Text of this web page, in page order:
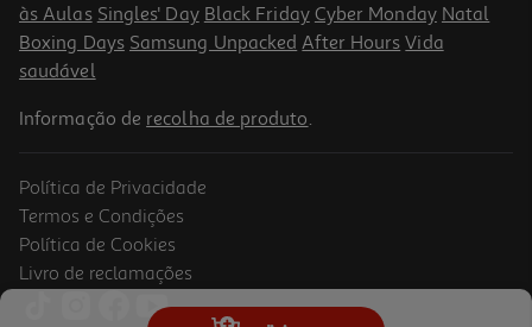
Toner Hp 44a Cf244a
às Aulas Singles' Day Black Friday Cyber Monday Natal
Boxing Days Samsung Unpacked After Hours Vida
saudável
Informação de recolha de produto.
Política de Privacidade
Termos e Condições
Política de Cookies
Livro de reclamações